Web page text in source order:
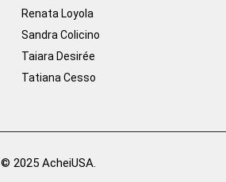
Renata Loyola
Sandra Colicino
Taiara Desirée
Tatiana Cesso
© 2025 AcheiUSA.